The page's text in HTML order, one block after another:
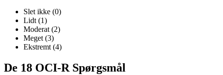
Slet ikke (0)
Lidt (1)
Moderat (2)
Meget (3)
Ekstremt (4)
De 18 OCI-R Spørgsmål